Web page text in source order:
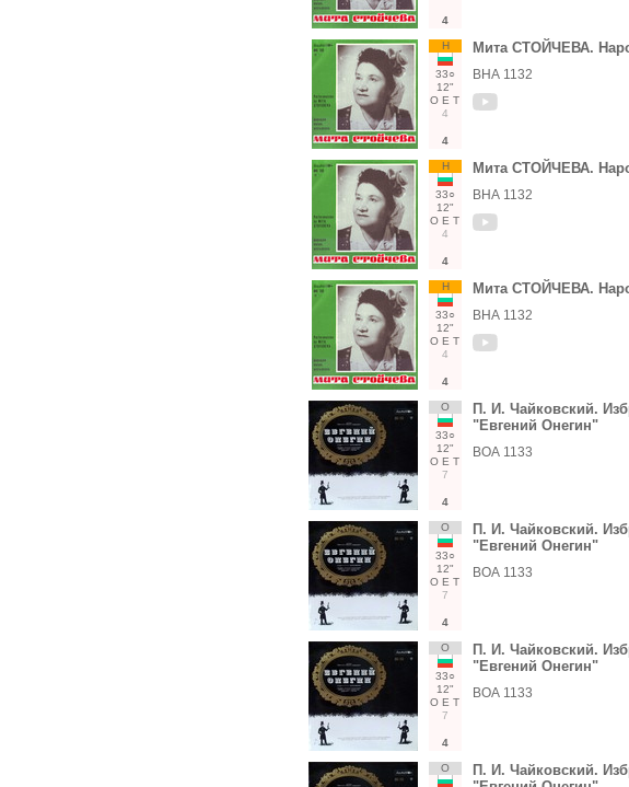
4
Н
33○
12"
О Е Т
4
4
Мита СТОЙЧЕВА.
ВНА 1132
Н
33○
12"
О Е Т
4
4
Мита СТОЙЧЕВА.
ВНА 1132
Н
33○
12"
О Е Т
4
4
Мита СТОЙЧЕВА.
ВНА 1132
О
33○
12"
О Е Т
7
4
П. И. Чайковский.
"Евгений Онегин"
ВОА 1133
О
33○
12"
О Е Т
7
4
П. И. Чайковский.
"Евгений Онегин"
ВОА 1133
О
33○
12"
О Е Т
7
4
П. И. Чайковский.
"Евгений Онегин"
ВОА 1133
О
П. И. Чайковский.